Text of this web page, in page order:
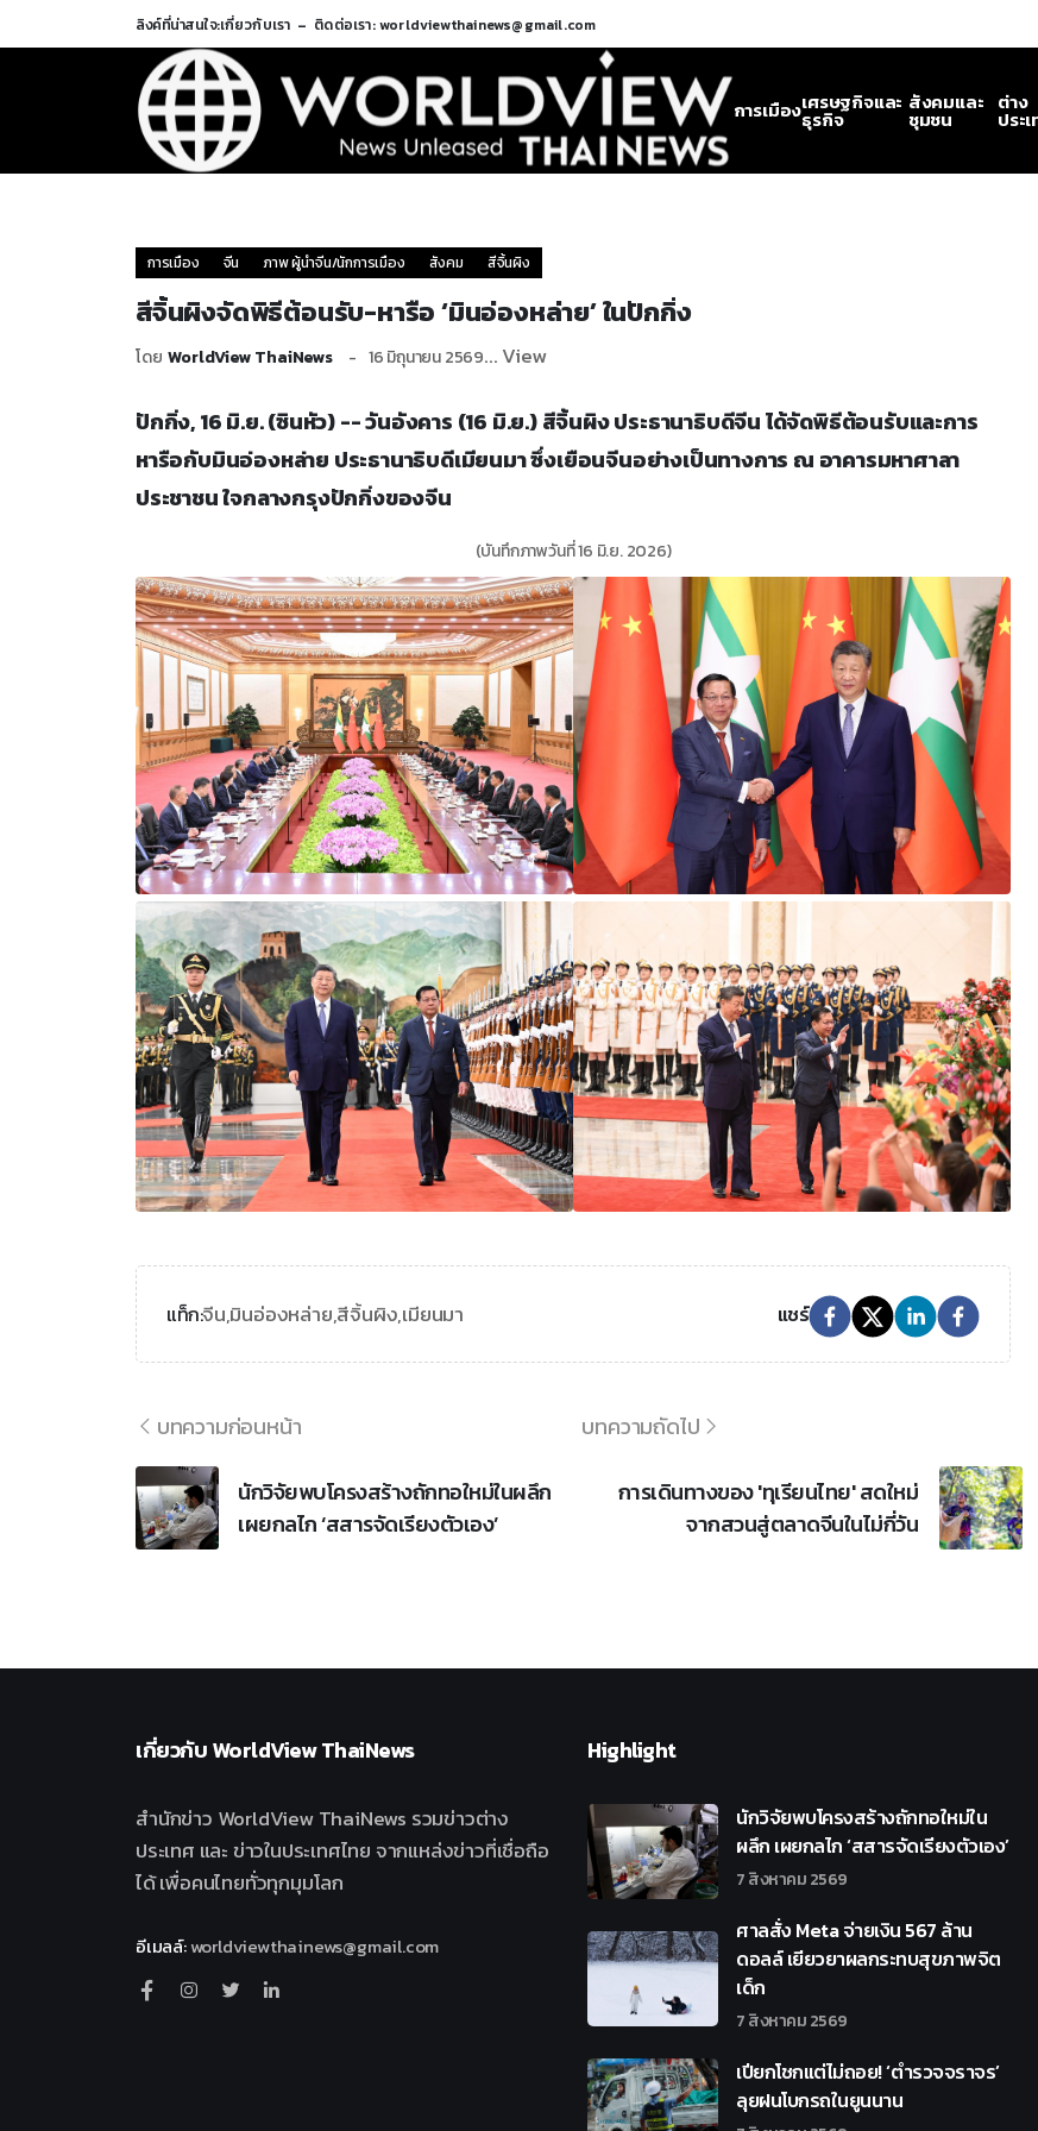
ลิงค์ที่น่าสนใจ:เกี่ยวกับเรา ติดต่อเรา: worldviewthainews@gmail.com
การเมืองเศรษฐกิจและ
ธุรกิจ
สังคมและ
ชุมชน
ต่าง
ประ
การเมือง จีน ภาพ ผู้นำจีน/นักการเมือง สังคม สีจิ้นผิง
สีจิ้นผิงจัดพิธีต้อนรับ-หารือ ‘มินอ่องหล่าย’ ในปักกิ่ง
โดย WorldView ThaiNews 16 มิถุนายน 2569... View
ปักกิ่ง, 16 มิ.ย. (ซินหัว) -- วันอังคาร (16 มิ.ย.) สีจิ้นผิง ประธานาธิบดีจีน ได้จัดพิธีต้อนรับและการ
หารือกับมินอ่องหล่าย ประธานาธิบดีเมียนมา ซึ่งเยือนจีนอย่างเป็นทางการ ณ อาคารมหาศาลา
ประชาชน ใจกลางกรุงปักกิ่งของจีน
(บันทึกภาพวันที่ 16 มิ.ย. 2026)
แท็ก:จีน,มินอ่องหล่าย,สีจิ้นผิง,เมียนมา แชร์
บทความก่อนหน้า
นักวิจัยพบโครงสร้างถักทอใหม่ในผลึก
เผยกลไก ‘สสารจัดเรียงตัวเอง’
บทความถัดไป
การเดินทางของ 'ทุเรียนไทย' สดใหม่
จากสวนสู่ตลาดจีนในไม่กี่วัน
เกี่ยวกับWorldView ThaiNews
สำนักข่าว WorldView ThaiNews รวมข่าวต่าง
ประเทศ และ ข่าวในประเทศไทย จากแหล่งข่าวที่เชื่อถือ
ได้ เพื่อคนไทยทั่วทุกมุมโลก
อีเมลล์:worldviewthainews@gmail.com
Highlight
นักวิจัยพบโครงสร้างถักทอใหม่ใน
ผลึก เผยกลไก ‘สสารจัดเรียงตัวเอง’
7 สิงหาคม 2569
ศาลสั่ง Meta จ่ายเงิน 567 ล้าน
ดอลล์ เยียวยาผลกระทบสุขภาพจิต
เด็ก
7 สิงหาคม 2569
เปียกโชกแต่ไม่ถอย! ‘ตำรวจจราจร’
ลุยฝนโบกรถในยูนนาน